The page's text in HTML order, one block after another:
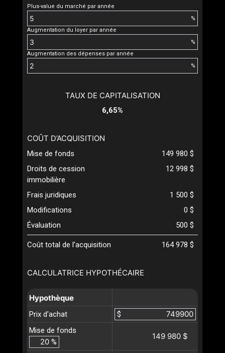
Plus-value du marché par année
%
Augmentation du loyer par année
%
Augmentation des dépenses par année
%
CALCULATRICE HYPOTHÉCAIRE
Hypothèque
Prix d'achat
$
Mise de fonds
%
149 980 $
TAUX DE CAPITALISATION
6,65%
COÛT D’ACQUISITION
Mise de fonds
149 980 $
Droits de cession
immobilière
12 998 $
Frais juridiques
1 500 $
Modifications
0 $
Évaluation
500 $
Coût total de l’acquisition 164 978 $